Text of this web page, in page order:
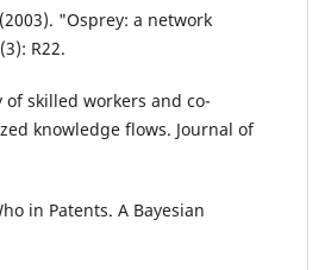
"Osprey: a network
R22.
of skilled workers and co-
knowledge flows. Journal of
in Patents. A Bayesian